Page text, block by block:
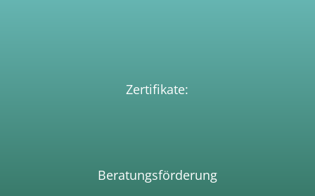
Zertifikate:
Beratungsförderung